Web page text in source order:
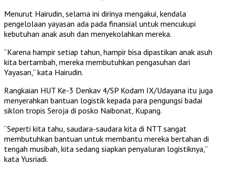
Menurut Hairudin, selama ini dirinya mengakui, kendala
pengelolaan yayasan ada pada finansial untuk mencukupi
kebutuhan anak asuh dan menyekolahkan mereka.
“Karena hampir setiap tahun, hampir bisa dipastikan anak asuh
kita bertambah, mereka membutuhkan pengasuhan dari
Yayasan,” kata Hairudin.
Rangkaian HUT Ke-3 Denkav 4/SP Kodam IX/Udayana itu juga
menyerahkan bantuan logistik kepada para pengungsi badai
siklon tropis Seroja di posko Naibonat, Kupang.
“Seperti kita tahu, saudara-saudara kita di NTT sangat
membutuhkan bantuan untuk membantu mereka bertahan di
tengah musibah, kita sedang siapkan penyaluran logistiknya,”
kata Yusriadi.